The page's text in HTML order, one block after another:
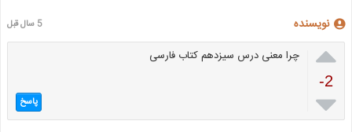
نویسنده 5 سال قبل

-2

چرا معنی درس سیزدهم کتاب فارسی
پاسخ